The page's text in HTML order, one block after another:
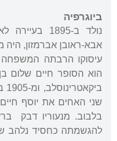
ביוגרפיה
נולד ב-1895
אבא-ראובן אברמזון, היה
עיסוקו הרבתה המשפחה
שני האחים את יוסף
בלבוב. מנעוריו דבק
להגשמתה כחסיד נלהב